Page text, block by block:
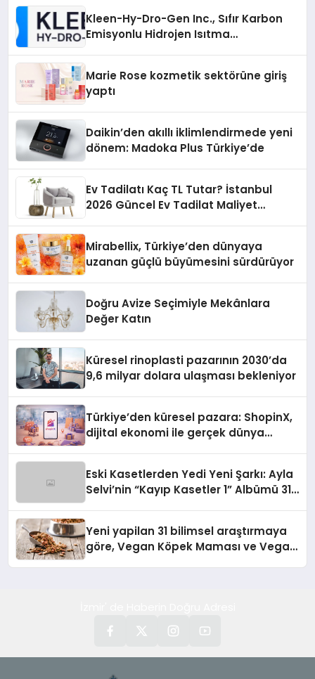
Kleen-Hy-Dro-Gen Inc., Sıfır Karbon
Emisyonlu Hidrojen Isıtma
Marie Rose kozmetik sektörüne giriş
yaptı
Daikin’den akıllı iklimlendirmede yeni
dönem: Madoka Plus Türkiye’de
Ev Tadilatı Kaç TL Tutar? İstanbul
2026 Güncel Ev Tadilat Maliyet
Mirabellix, Türkiye’den dünyaya
uzanan güçlü büyümesini sürdürüyor
Doğru Avize Seçimiyle Mekânlara
Değer Katın
Küresel rinoplasti pazarının 2030’da
9,6 milyar dolara ulaşması bekleniyor
Türkiye’den küresel pazara: ShopinX,
dijital ekonomi ile gerçek dünya
Eski Kasetlerden Yedi Yeni Şarkı: Ayla
Selvi’nin “Kayıp Kasetler 1” Albümü 31
Yeni yapilan 31 bilimsel araştırmaya
göre, Vegan Köpek Maması ve Vegan